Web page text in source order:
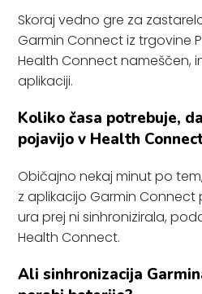
Skoraj vedno gre za
Garmin Connect iz trgovine
Health Connect nameščen,
aplikaciji.
Koliko časa potrebuje,
pojavijo v Health
Običajno nekaj minut po
z aplikacijo Garmin Connect
ura prej ni sinhronizirala,
Health Connect.
Ali sinhronizacija